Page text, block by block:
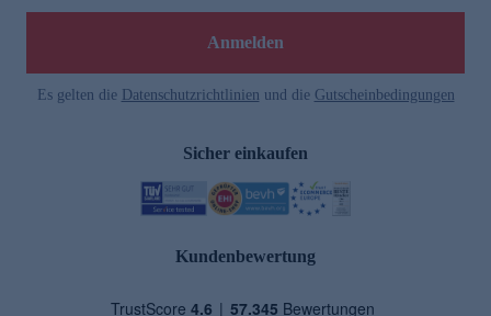
Anmelden
Es gelten die Datenschutzrichtlinien und die Gutscheinbedingungen
Sicher einkaufen
Kundenbewertung